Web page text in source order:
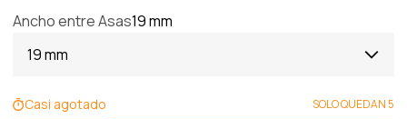
Ancho entre Asas19 mm
19 mm
Casi agotado SOLO QUEDAN 5